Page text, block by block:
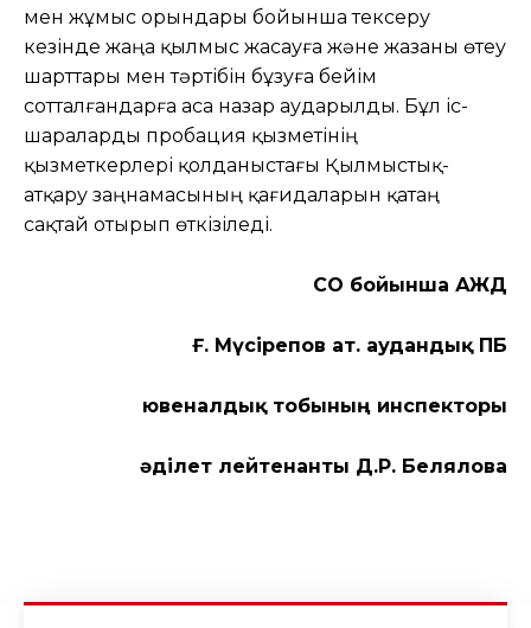
мен жұмыс орындары бойынша тексеру
кезінде жаңа қылмыс жасауға және жазаны өтеу
шарттары мен тәртібін бұзуға бейім
сотталғандарға аса назар аударылды. Бұл іс-
шараларды пробация қызметінің
қызметкерлері қолданыстағы Қылмыстық-
атқару заңнамасының қағидаларын қатаң
сақтай отырып өткізіледі.
СҚО бойынша ҚАЖД
Ғ. Мүсірепов ат. аудандық ПҚБ
ювеналдық тобының инспекторы
әділет лейтенанты Д.Р. Белялова